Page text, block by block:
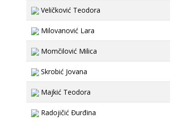
Veličković Teodora
Milovanović Lara
Momčilović Milica
Skrobić Jovana
Majkić Teodora
Radojičić Đurđina